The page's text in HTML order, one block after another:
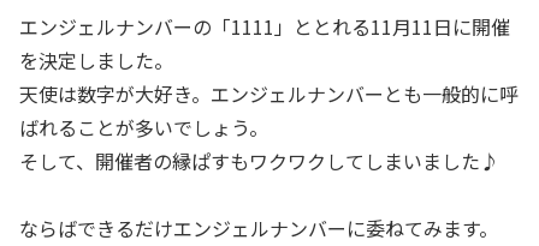
エンジェルナンバーの「1111」ととれる11月11日に開催
を決定しました。
天使は数字が大好き。エンジェルナンバーとも一般的に呼
ばれることが多いでしょう。
そして、開催者の縁ぱすもワクワクしてしまいました♪
ならばできるだけエンジェルナンバーに委ねてみます。